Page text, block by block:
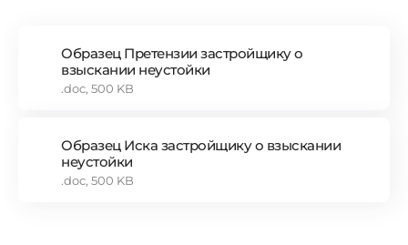
Образец Претензии застройщику о
взыскании неустойки
.doc, 500 KB
Образец Иска застройщику о взыскании
неустойки
.doc, 500 KB